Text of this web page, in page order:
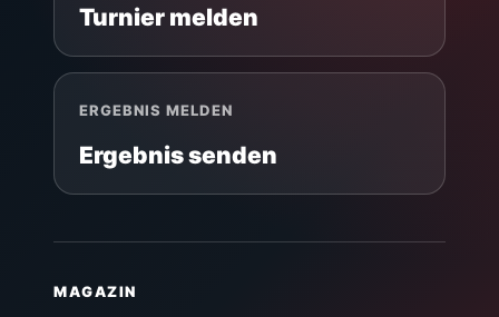
Turnier melden
ERGEBNIS MELDEN
Ergebnis senden
MAGAZIN